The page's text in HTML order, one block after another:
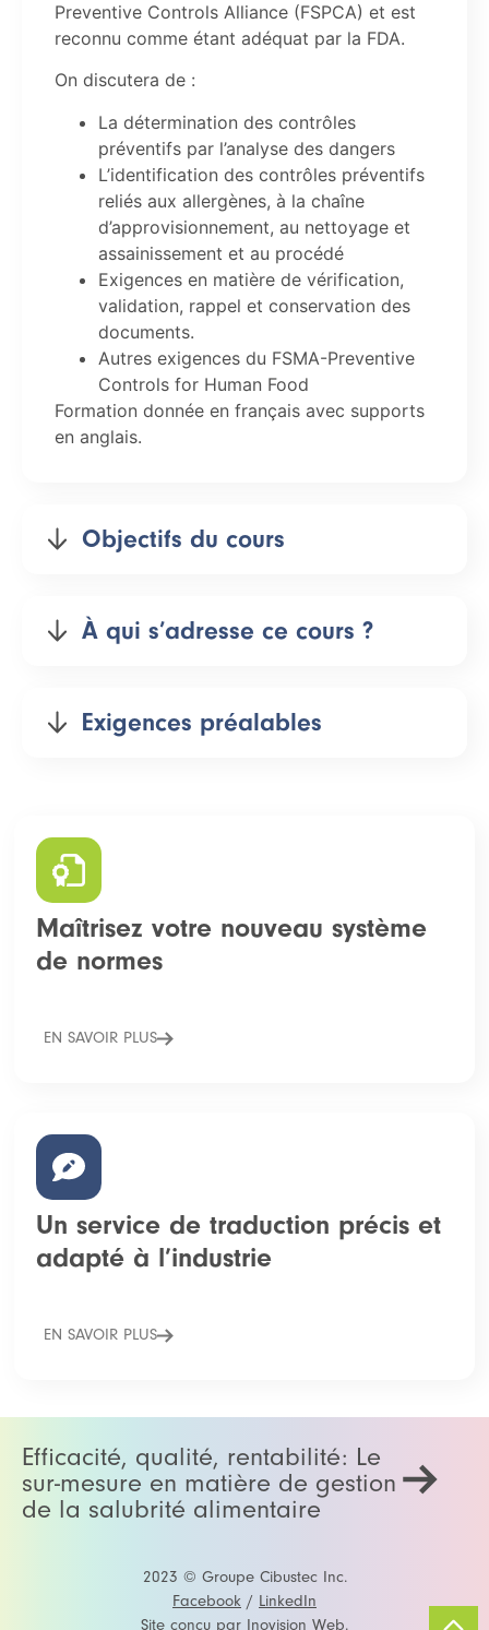
Preventive Controls Alliance (FSPCA) et est
reconnu comme étant adéquat par la FDA.
On discutera de :
La détermination des contrôles
préventifs par l’analyse des dangers
L’identification des contrôles préventifs
reliés aux allergènes, à la chaîne
d’approvisionnement, au nettoyage et
assainissement et au procédé
Exigences en matière de vérification,
validation, rappel et conservation des
documents.
Autres exigences du FSMA-Preventive
Controls for Human Food
Formation donnée en français avec supports
en anglais.
Objectifs du cours
À qui s’adresse ce cours ?
Exigences préalables
Maîtrisez votre nouveau système
de normes
EN SAVOIR PLUS
Un service de traduction précis et
adapté à l’industrie
EN SAVOIR PLUS
Efficacité, qualité, rentabilité: Le
sur-mesure en matière de gestion
de la salubrité alimentaire
2023 © Groupe Cibustec Inc.
Facebook / LinkedIn
Site conçu par Inovision Web.